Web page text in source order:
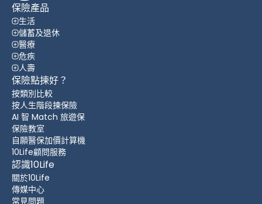
保險產品
生活
儲蓄及退休
醫療
危疾
人壽
保險點揀好？
按類別比較
按人生階段揀保險
AI 智 Match 旅遊保
保險教室
自願醫保加價計算機
10Life顧問服務
認識10Life
關於10Life
傳媒中心
常見問題